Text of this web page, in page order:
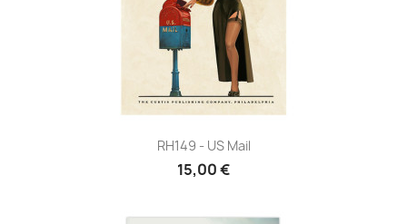
RH149 - US Mail
15,00 €